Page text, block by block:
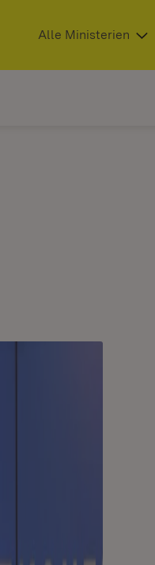
(Öffnet in neuem Fenster)
Alle Ministerien